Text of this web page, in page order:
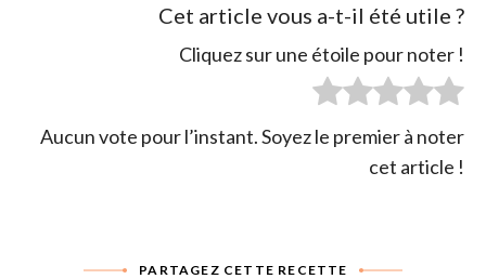
Cet article vous a-t-il été utile ?
Cliquez sur une étoile pour noter !
Aucun vote pour l’instant. Soyez le premier à noter
cet article !
PARTAGEZ CETTE RECETTE